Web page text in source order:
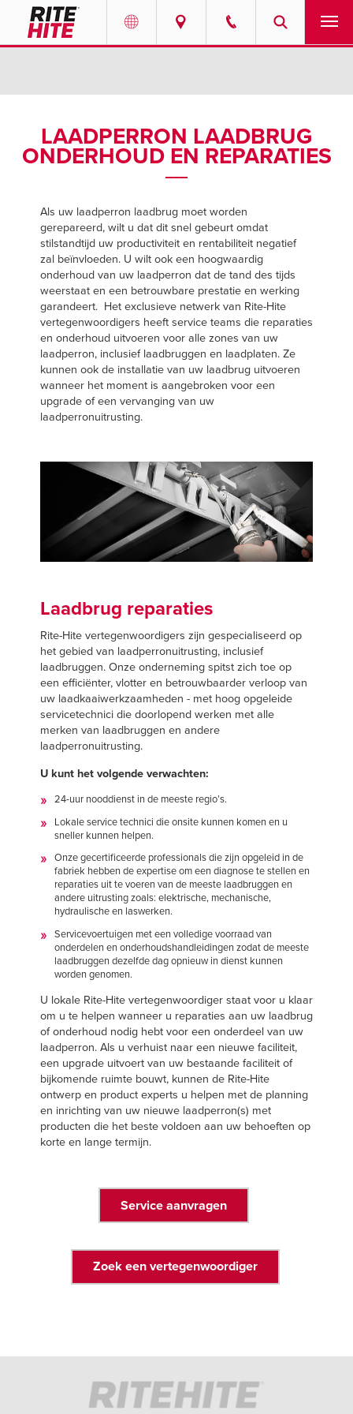
English
EUROPE
English
Deutsch
Français
Italiano
Dutch
ASIA PACIFIC
MIDDLE EAST/AFRICA
English
OPLOSSINGEN
CONTACT
INFORMATIECENTRUM
LOOPBANEN
VIND EEN VERT
+31 (0) 571270444
LAADPERRON LAADBRUG
ONDERHOUD EN REPARATIES
Als uw laadperron laadbrug moet worden
gerepareerd, wilt u dat dit snel gebeurt omdat
stilstandtijd uw productiviteit en rentabiliteit negatief
zal beïnvloeden. U wilt ook een hoogwaardig
onderhoud van uw laadperron dat de tand des tijds
weerstaat en een betrouwbare prestatie en werking
garandeert. Het exclusieve netwerk van Rite-Hite
vertegenwoordigers heeft service teams die reparaties
en onderhoud uitvoeren voor alle zones van uw
laadperron, inclusief laadbruggen en laadplaten. Ze
kunnen ook de installatie van uw laadbrug uitvoeren
wanneer het moment is aangebroken voor een
upgrade of een vervanging van uw
laadperronuitrusting.
Laadbrug reparaties
Rite-Hite vertegenwoordigers zijn gespecialiseerd op
het gebied van laadperronuitrusting, inclusief
laadbruggen. Onze onderneming spitst zich toe op
een efficiënter, vlotter en betrouwbaarder verloop van
uw laadkaaiwerkzaamheden - met hoog opgeleide
servicetechnici die doorlopend werken met alle
merken van laadbruggen en andere
laadperronuitrusting.
U kunt het volgende verwachten:
24-uur nooddienst in de meeste regio’s.
Lokale service technici die onsite kunnen komen en u
sneller kunnen helpen.
Onze gecertificeerde professionals die zijn opgeleid in de
fabriek hebben de expertise om een diagnose te stellen en
reparaties uit te voeren van de meeste laadbruggen en
andere uitrusting zoals: elektrische, mechanische,
hydraulische en laswerken.
Servicevoertuigen met een volledige voorraad van
onderdelen en onderhoudshandleidingen zodat de meeste
laadbruggen dezelfde dag opnieuw in dienst kunnen
worden genomen.
U lokale Rite-Hite vertegenwoordiger staat voor u klaar
om u te helpen wanneer u reparaties aan uw laadbrug
of onderhoud nodig hebt voor een onderdeel van uw
laadperron. Als u verhuist naar een nieuwe faciliteit,
een upgrade uitvoert van uw bestaande faciliteit of
bijkomende ruimte bouwt, kunnen de Rite-Hite
ontwerp en product experts u helpen met de planning
en inrichting van uw nieuwe laadperron(s) met
producten die het beste voldoen aan uw behoeften op
korte en lange termijn.
Service aanvragen
Zoek een vertegenwoordiger